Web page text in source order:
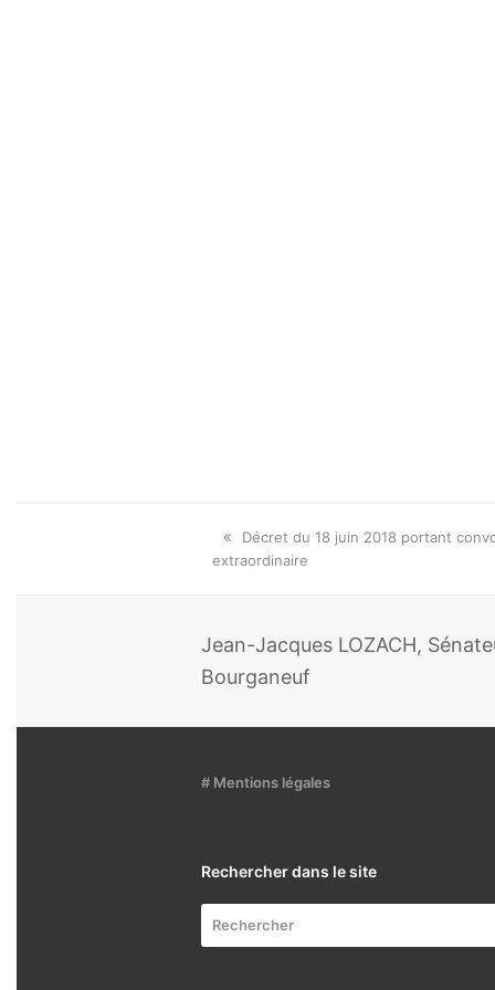
Onglet
précédent:
Décret du 18 juin 2018 portant
extraordinaire
Jean-Jacques LOZACH,
Bourganeuf
# Mentions légales
Rechercher dans le site